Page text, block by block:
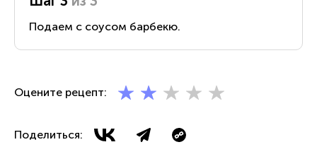
Подаем с соусом барбекю.
Оцените рецепт:
Поделиться: